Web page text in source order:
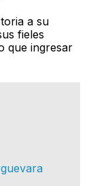
a su
fieles
que ingresar